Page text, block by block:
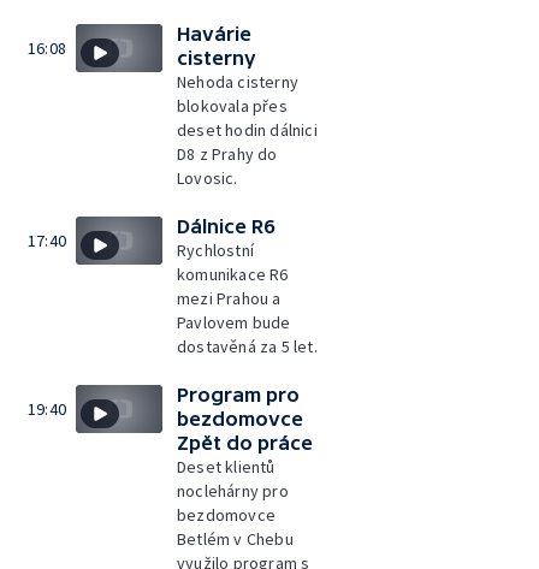
16:08
Havárie
cisterny
Nehoda cisterny
blokovala přes
deset hodin dálnici
D8 z Prahy do
Lovosic.
17:40
Dálnice R6
Rychlostní
komunikace R6
mezi Prahou a
Pavlovem bude
dostavěná za 5 let.
19:40
Program pro
bezdomovce
Zpět do práce
Deset klientů
noclehárny pro
bezdomovce
Betlém v Chebu
využilo program s